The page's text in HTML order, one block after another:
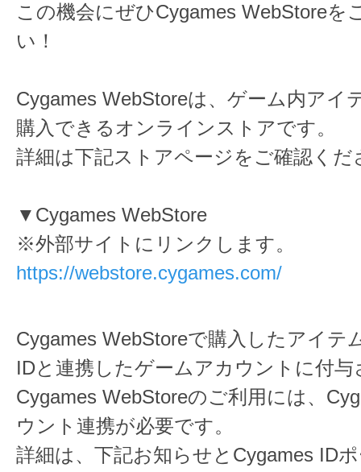
この機会にぜひCygames WebStoreを
い！
Cygames WebStoreは、ゲーム内アイ
購入できるオンラインストアです。
詳細は下記ストアページをご確認くだ
▼Cygames WebStore
※外部サイトにリンクします。
https://webstore.cygames.com/
Cygames WebStoreで購入したアイテ
IDと連携したゲームアカウントに付与
Cygames WebStoreのご利用には、
ウント連携が必要です。
詳細は、下記お知らせとCygames ID